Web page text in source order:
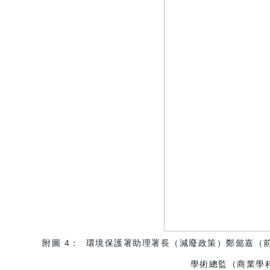
附圖 4： 環境保護署助理署長（減廢政策）鄭懿嘉（
學術總監（商業學